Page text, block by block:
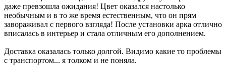
даже превзошла ожидания! Цвет оказался настолько
необычным и в то же время естественным, что он прям
завораживал с первого взгляда! После установки арка отлично
вписалась в интерьер и стала отличным его дополнением.
Доставка оказалась только долгой. Видимо какие то проблемы
с транспортом... я толком и не поняла.